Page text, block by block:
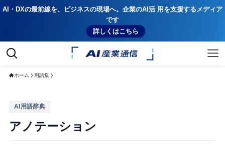
AI・DXの最前線を、ビジネスの現場へ。企業のAI活 用を支援するメディア
です
詳しくはこちら
ホーム 用語集
AI用語辞典
アノテーション